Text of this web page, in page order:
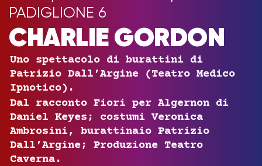
PADIGLIONE 6
CHARLIE GORDON
Uno spettacolo di burattini di
Patrizio Dall’Argine (Teatro Medico
Ipnotico).
Dal racconto Fiori per Algernon di
Daniel Keyes; costumi Veronica
Ambrosini, burattinaio Patrizio
Dall’Argine; Produzione Teatro
Caverna.